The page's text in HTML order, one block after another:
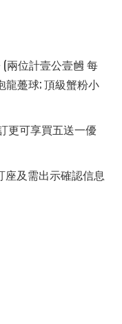
兩位計壹公壹乸 每
龍躉球; 頂級蟹粉小
訂更可享買五送一優
座及需出示確認信息